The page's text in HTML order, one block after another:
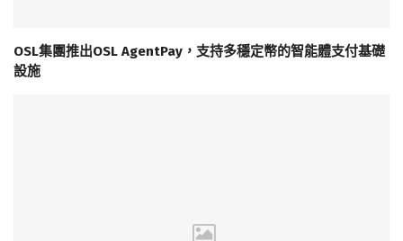
OSL集團推出OSL AgentPay，支持多穩定幣的智能體支付基礎
設施